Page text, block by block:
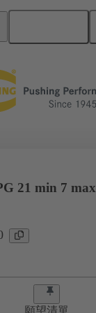
21 min 7 max
願望清單